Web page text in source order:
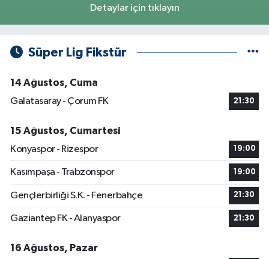
Detaylar için tıklayın
Süper Lig Fikstür
14 Ağustos, Cuma
Galatasaray - Çorum FK
21:30
15 Ağustos, Cumartesi
Konyaspor - Rizespor
19:00
Kasımpaşa - Trabzonspor 19:00
Gençlerbirliği S.K. - Fenerbahçe 21:30
Gaziantep FK - Alanyaspor 21:30
16 Ağustos, Pazar